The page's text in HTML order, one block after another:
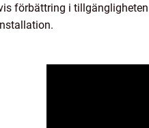
förbättring i